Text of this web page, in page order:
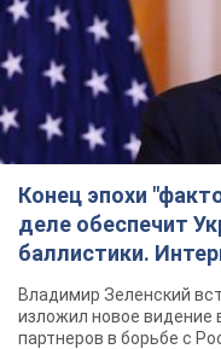
Конец эпохи
деле обеспечит
баллистики.
Владимир Зеленский
изложил новое
партнеров в борьбе с